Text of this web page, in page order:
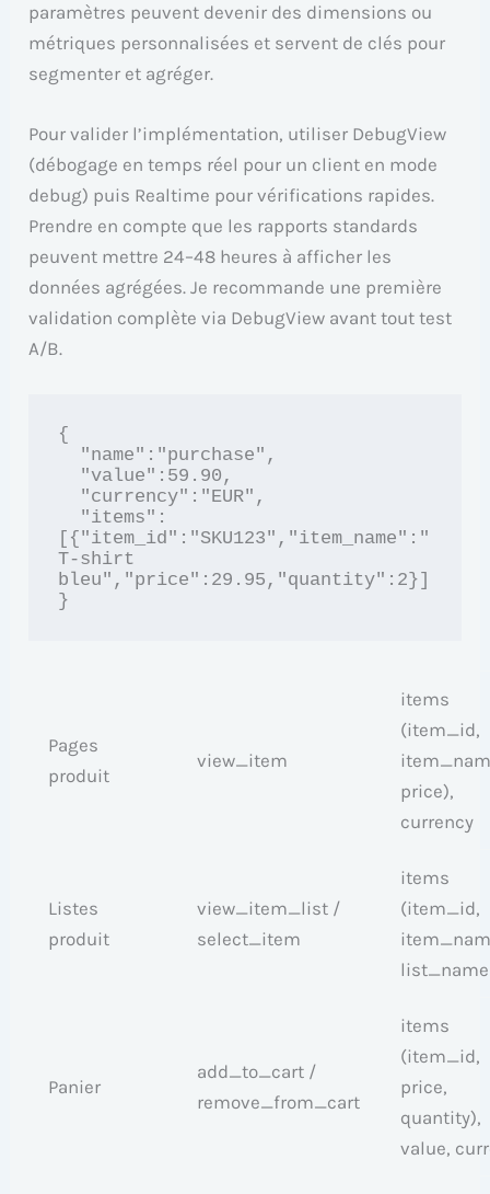
paramètres peuvent devenir des dimensions ou
métriques personnalisées et servent de clés pour
segmenter et agréger.
Pour valider l’implémentation, utiliser DebugView
(débogage en temps réel pour un client en mode
debug) puis Realtime pour vérifications rapides.
Prendre en compte que les rapports standards
peuvent mettre 24–48 heures à afficher les
données agrégées. Je recommande une première
validation complète via DebugView avant tout test
A/B.
{
[{"item_id":"SKU123","item_name":"
T-shirt
bleu","price":29.95,"quantity":2}]
}
Pages
produit
view_item
items
(item_id,
price),
currency
Listes
produit
view_item_list /
select_item
items
(item_id,
list_name
Panier
add_to_cart /
remove_from_cart
items
(item_id,
price,
quantity),
value,